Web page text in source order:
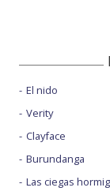
El nido
Verity
Clayface
Burundanga
Las ciegas